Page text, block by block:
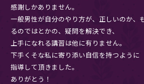
感謝しかありません。
一般男性が自分のやり方が、正しいのか、
るのではとかの、疑問を解決でき、
上手になれる講習は他に有りません。
下手くそな私に寄り添い自信を持つように
指導して頂きました。
ありがとう！